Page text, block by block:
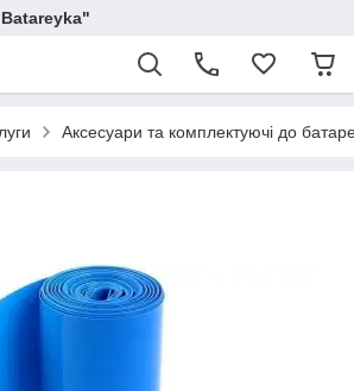
Аксесуари та комплектуючі до